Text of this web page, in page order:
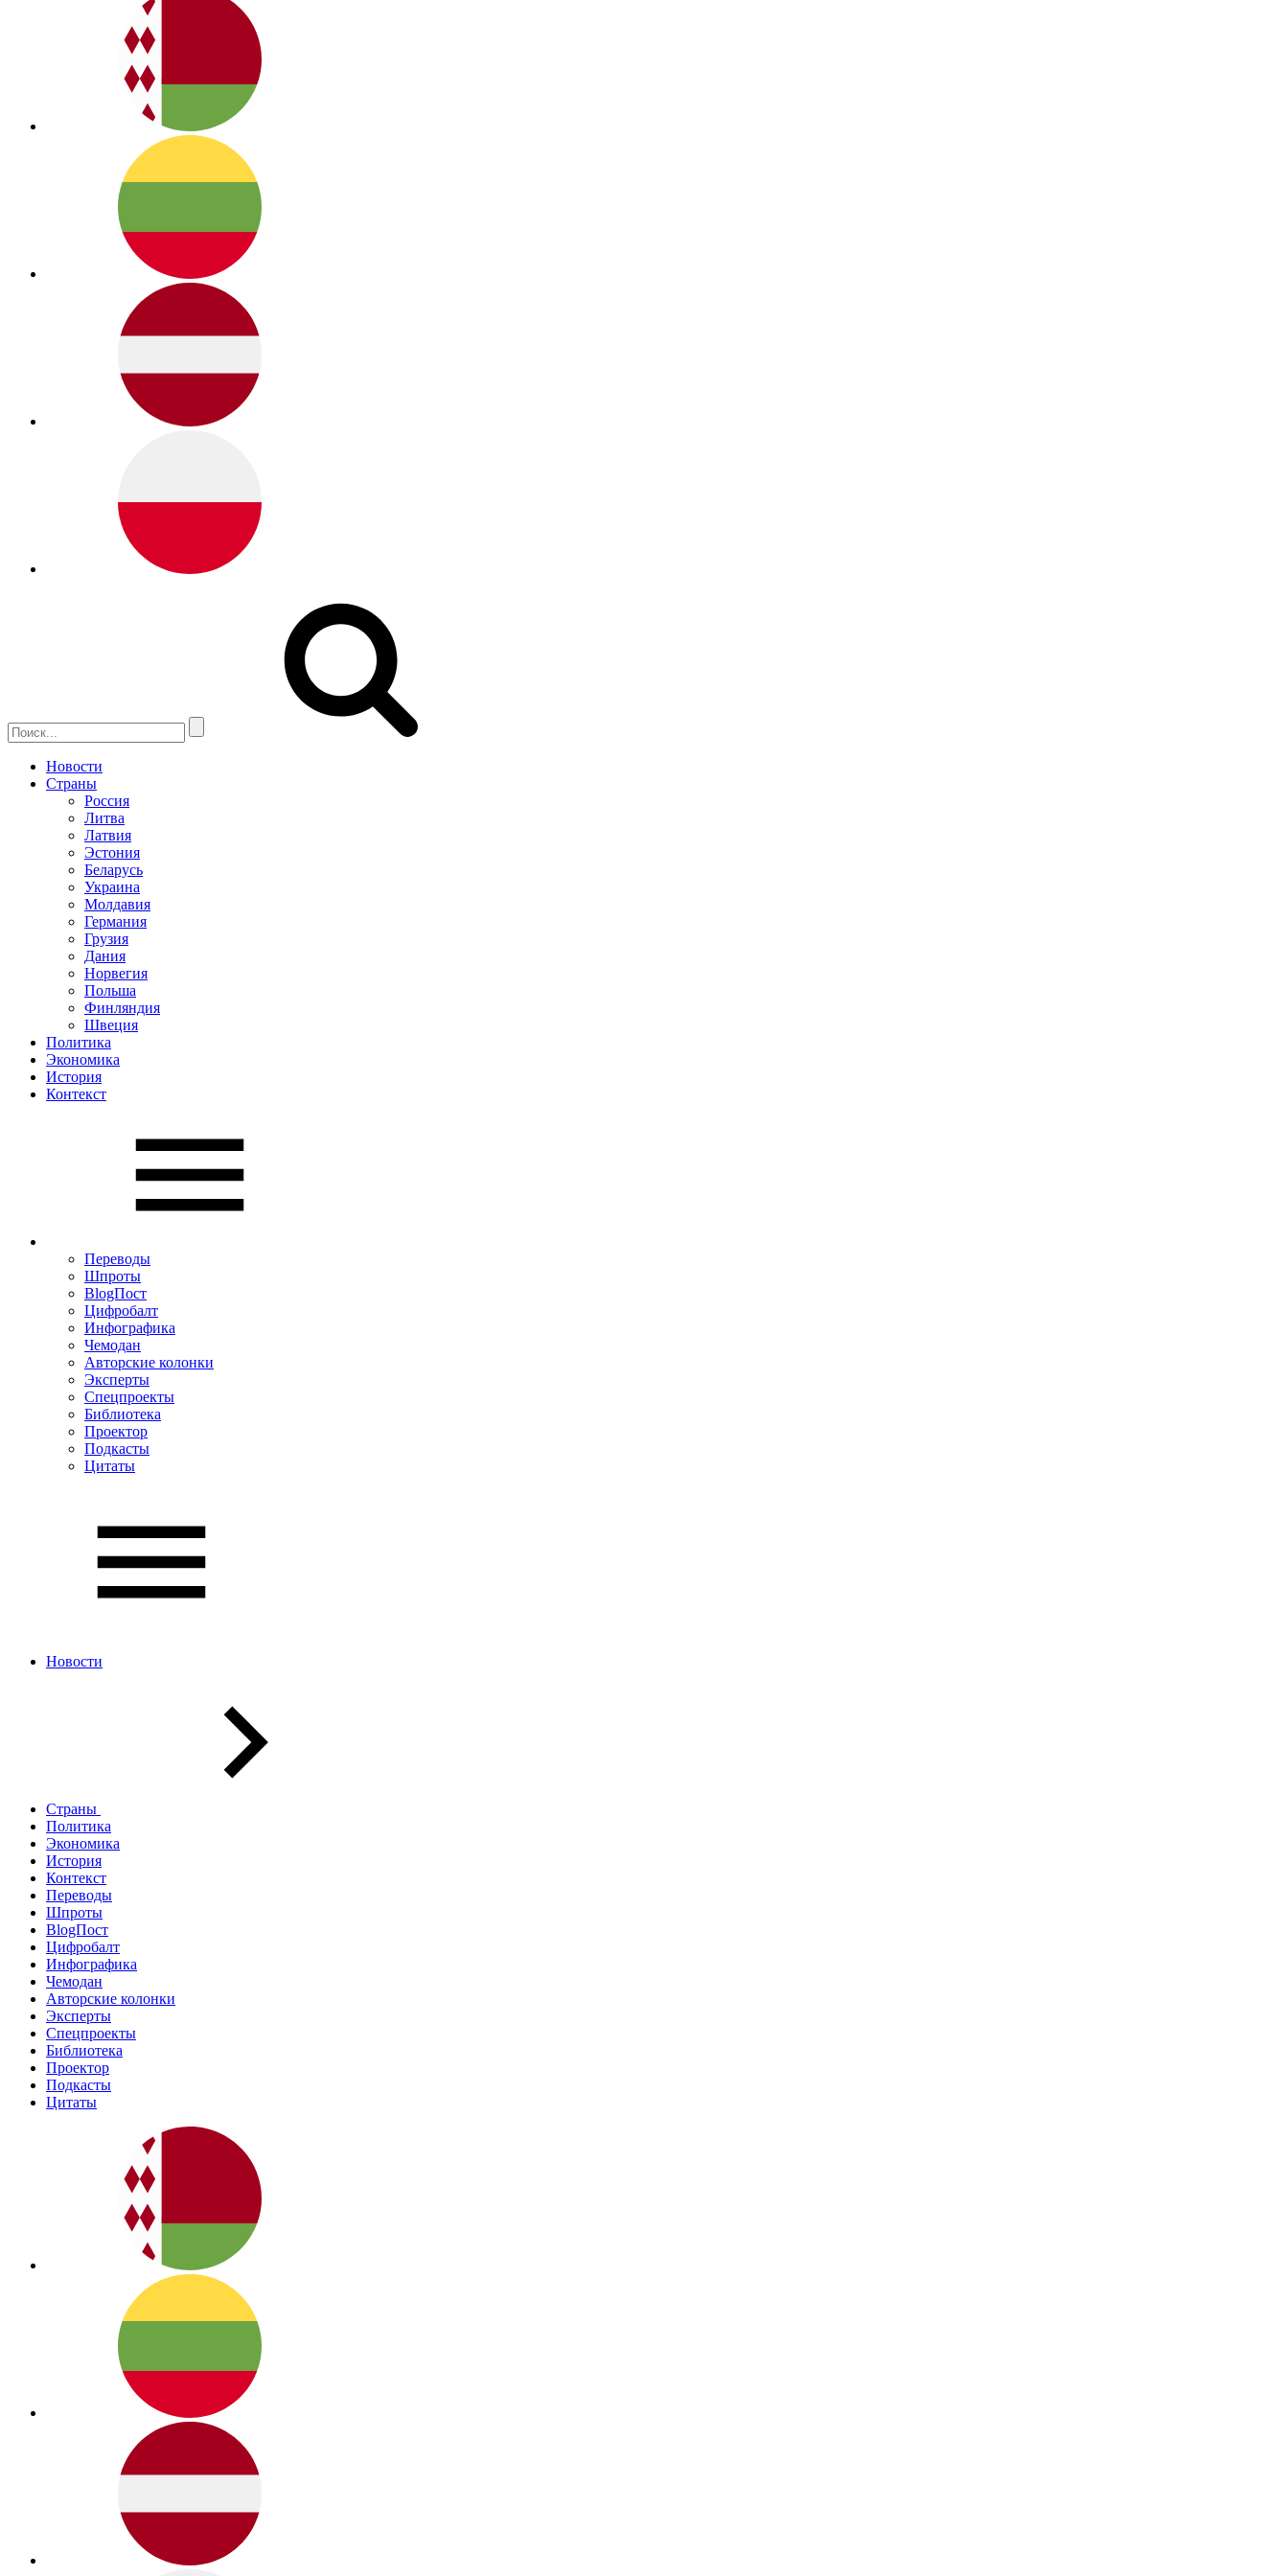
Новости
Страны
Россия
Литва
Латвия
Эстония
Беларусь
Украина
Молдавия
Германия
Грузия
Дания
Норвегия
Польша
Финляндия
Швеция
Политика
Экономика
История
Контекст
Переводы
Шпроты
BlogПост
Цифробалт
Инфографика
Чемодан
Авторские колонки
Эксперты
Спецпроекты
Библиотека
Проектор
Подкасты
Цитаты
Новости
Страны
Политика
Экономика
История
Контекст
Переводы
Шпроты
BlogПост
Цифробалт
Инфографика
Чемодан
Авторские колонки
Эксперты
Спецпроекты
Библиотека
Проектор
Подкасты
Цитаты